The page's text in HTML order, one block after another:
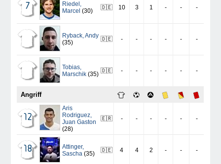
7 Riedel ,
Marcel (30) 🇩🇪 10 3 1 - - -
Ryback,Andy
(35)
🇩🇪 - - - - - -
Tobias,
Marschik (35) 🇩🇪 - - - - - -
Angriff
12
Aris
Rodriguez,
Juan Gaston
(28)
🇪🇷 - - - - - -
18 Attinger,
Sascha (35) 🇩🇪 4 4 2 - - -